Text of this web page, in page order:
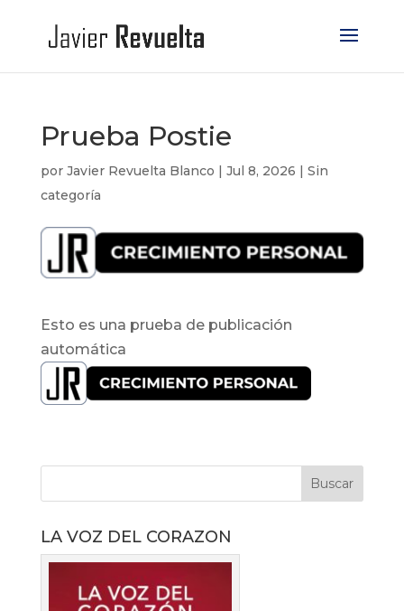
Prueba Postie
por Javier Revuelta Blanco | Jul 8, 2026 | Sin
categoría
Esto es una prueba de publicación
automática
LA VOZ DEL CORAZON